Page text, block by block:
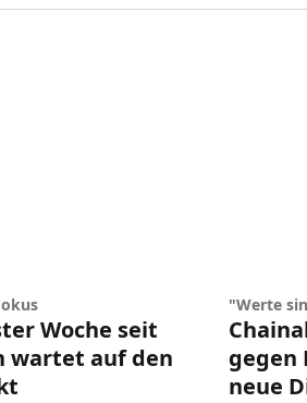
Woche seit
wartet auf den
"Werte
gegen
neue